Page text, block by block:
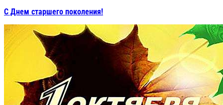
С Днем старшего поколения!